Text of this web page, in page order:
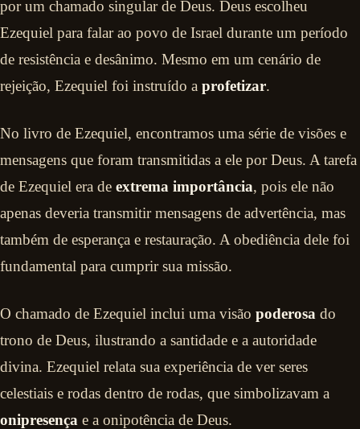
por um chamado singular de Deus. Deus escolheu
Ezequiel para falar ao povo de Israel durante um período
de resistência e desânimo. Mesmo em um cenário de
rejeição, Ezequiel foi instruído a profetizar.
No livro de Ezequiel, encontramos uma série de visões e
mensagens que foram transmitidas a ele por Deus. A tarefa
de Ezequiel era de extrema importância, pois ele não
apenas deveria transmitir mensagens de advertência, mas
também de esperança e restauração. A obediência dele foi
fundamental para cumprir sua missão.
O chamado de Ezequiel inclui uma visão poderosa do
trono de Deus, ilustrando a santidade e a autoridade
divina. Ezequiel relata sua experiência de ver seres
celestiais e rodas dentro de rodas, que simbolizavam a
onipresença e a onipotência de Deus.